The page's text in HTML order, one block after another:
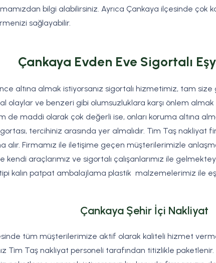
bilgi alabilirsiniz. Ayrıca Çankaya ilçesinde çok
sağlayabilir.
Çankaya Evden Eve Sigortalı
altına almak istiyorsanız sigortalı hizmetimiz, tam
olaylar ve benzeri gibi olumsuzluklara karşı önlem almak
de maddi olarak çok değerli ise, onları koruma altına
tercihiniz arasında yer almalıdır. Tim Taş nakliyat
alır. Firmamız ile iletişime geçen müşterilerimizle
araçlarımız ve sigortalı çalışanlarımız ile
kalın patpat ambalajlama plastik malzemelerimiz ile
Çankaya Şehir İçi Nakliyat
tüm müşterilerimize aktif olarak kaliteli hizmet
Tim Taş nakliyat personeli tarafından titizlikle